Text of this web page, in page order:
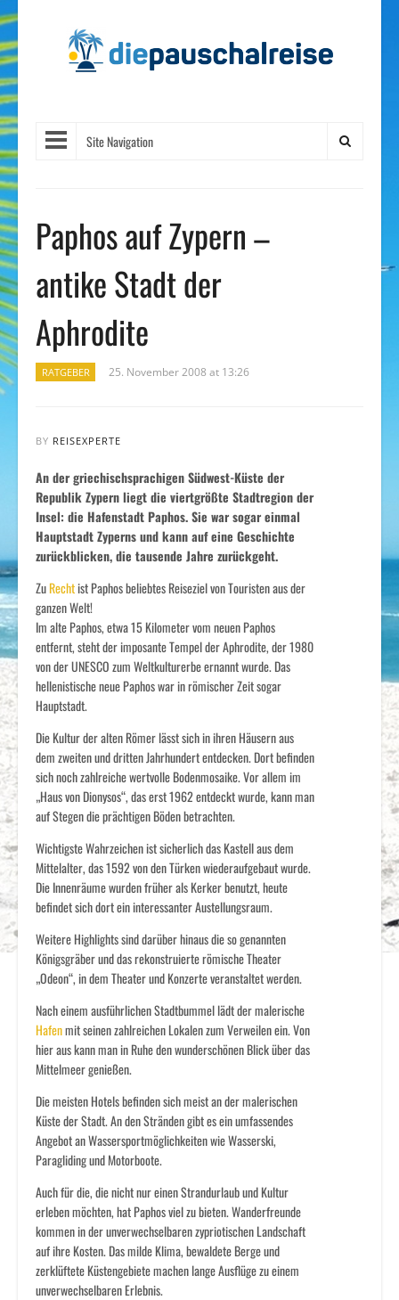
Site Navigation
Paphos auf Zypern –
antike Stadt der
Aphrodite
RATGEBER 25. November 2008 at 13:26
BY REISEXPERTE
An der griechischsprachigen Südwest-Küste der
Republik Zypern liegt die viertgrößte Stadtregion der
Insel: die Hafenstadt Paphos. Sie war sogar einmal
Hauptstadt Zyperns und kann auf eine Geschichte
zurückblicken, die tausende Jahre zurückgeht.
ZuRechtist Paphos beliebtes Reiseziel von Touristen aus der
ganzen Welt!
Im alte Paphos, etwa 15 Kilometer vom neuen Paphos
entfernt, steht der imposante Tempel der Aphrodite, der 1980
von der UNESCO zum Weltkulturerbe ernannt wurde. Das
hellenistische neue Paphos war in römischer Zeit sogar
Hauptstadt.
Die Kultur der alten Römer lässt sich in ihren Häusern aus
dem zweiten und dritten Jahrhundert entdecken. Dort befinden
sich noch zahlreiche wertvolle Bodenmosaike. Vor allem im
„Haus von Dionysos“, das erst 1962 entdeckt wurde, kann man
auf Stegen die prächtigen Böden betrachten.
Wichtigste Wahrzeichen ist sicherlich das Kastell aus dem
Mittelalter, das 1592 von den Türken wiederaufgebaut wurde.
Die Innenräume wurden früher als Kerker benutzt, heute
befindet sich dort ein interessanter Austellungsraum.
Weitere Highlights sind darüber hinaus die so genannten
Königsgräber und das rekonstruierte römische Theater
„Odeon“, in dem Theater und Konzerte veranstaltet werden.
Nach einem ausführlichen Stadtbummel lädt der malerische
Hafenmit seinen zahlreichen Lokalen zum Verweilen ein. Von
hier aus kann man in Ruhe den wunderschönen Blick über das
Mittelmeer genießen.
Die meisten Hotels befinden sich meist an der malerischen
Küste der Stadt. An den Stränden gibt es ein umfassendes
Angebot an Wassersportmöglichkeiten wie Wasserski,
Paragliding und Motorboote.
Auch für die, die nicht nur einen Strandurlaub und Kultur
erleben möchten, hat Paphos viel zu bieten. Wanderfreunde
kommen in der unverwechselbaren zypriotischen Landschaft
auf ihre Kosten. Das milde Klima, bewaldete Berge und
zerklüftete Küstengebiete machen lange Ausflüge zu einem
unverwechselbaren Erlebnis.